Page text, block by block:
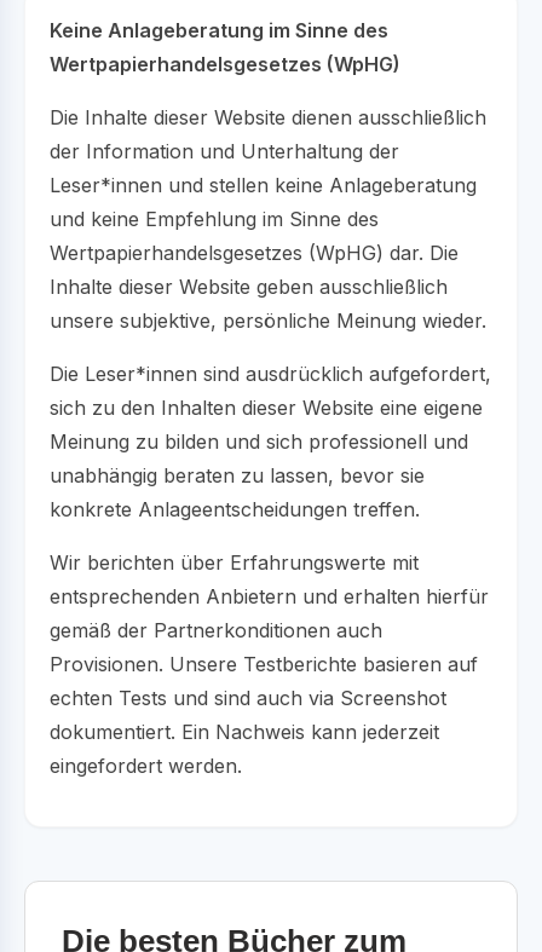
Keine Anlageberatung im Sinne des
Wertpapierhandelsgesetzes (WpHG)
Die Inhalte dieser Website dienen ausschließlich
der Information und Unterhaltung der
Leser*innen und stellen keine Anlageberatung
und keine Empfehlung im Sinne des
Wertpapierhandelsgesetzes (WpHG) dar. Die
Inhalte dieser Website geben ausschließlich
unsere subjektive, persönliche Meinung wieder.
Die Leser*innen sind ausdrücklich aufgefordert,
sich zu den Inhalten dieser Website eine eigene
Meinung zu bilden und sich professionell und
unabhängig beraten zu lassen, bevor sie
konkrete Anlageentscheidungen treffen.
Wir berichten über Erfahrungswerte mit
entsprechenden Anbietern und erhalten hierfür
gemäß der Partnerkonditionen auch
Provisionen. Unsere Testberichte basieren auf
echten Tests und sind auch via Screenshot
dokumentiert. Ein Nachweis kann jederzeit
eingefordert werden.
Die besten Bücher zum